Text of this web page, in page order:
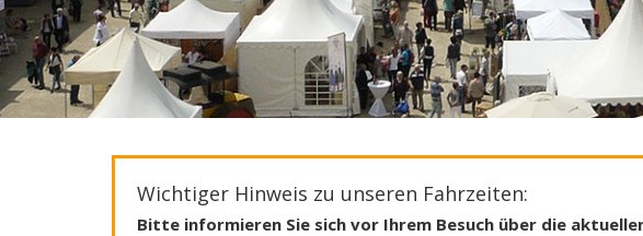
Wichtiger Hinweis zu unseren Fahrzeiten:
Bitte informieren Sie sich vor Ihrem Besuch über die